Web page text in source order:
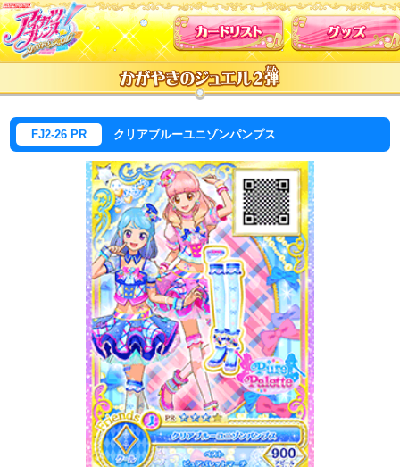
カードリスト
FJ2-26 PR クリアブルーユニゾンパンプス